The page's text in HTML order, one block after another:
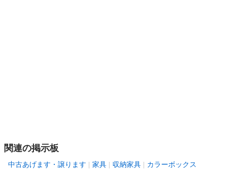
関連の掲示板
中古あげます・譲ります 家具 収納家具 カラーボックス